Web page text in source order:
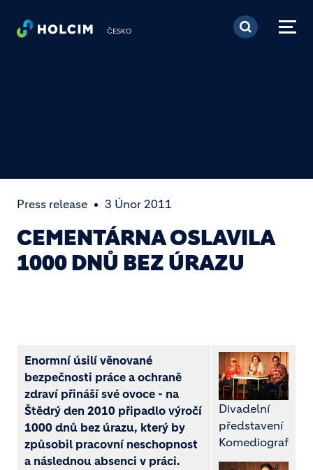
Přejít k hlavnímu
ČESKO
Press release 3 Únor 2011
CEMENTÁRNA OSLAVILA
1000 DNŮ BEZ ÚRAZU
Enormní úsilí věnované
bezpečnosti práce a ochraně
zdraví přináší své ovoce - na
Štědrý den 2010 připadlo výročí
1000 dnů bez úrazu, který by
způsobil pracovní neschopnost
a následnou absenci v práci.
Divadelní
představení
Komediograf